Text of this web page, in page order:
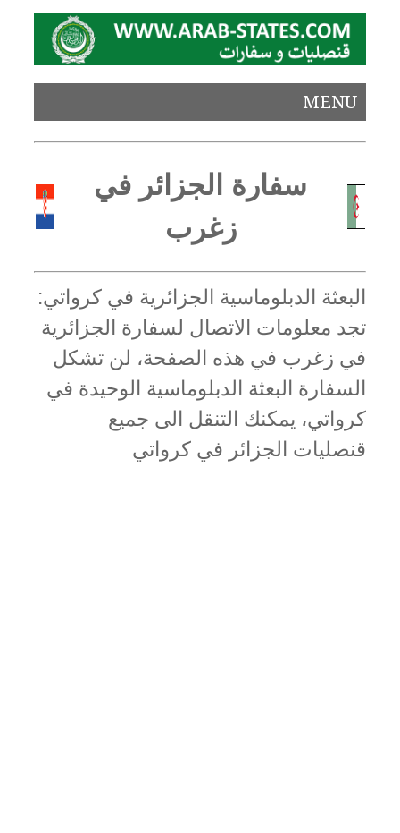
MENU
سفارة الجزائر في
زغرب
البعثة الدبلوماسية الجزائرية في كرواتي:
تجد معلومات الاتصال لسفارة الجزائرية
في زغرب في هذه الصفحة، لن تشكل
السفارة البعثة الدبلوماسية الوحيدة في
كرواتي، يمكنك التنقل الى جميع
قنصليات الجزائر في كرواتي